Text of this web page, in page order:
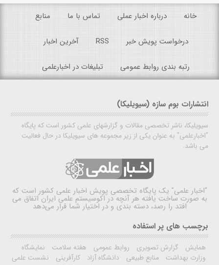
خانه درباره اخبار عملی تماس با ما منابع
درخواست پویش خبر RSS آخرین اخبار
رتبه بندی روابط عمومی تبلیغات در اخبارعلمی
انتشارات بوم سازه (سیویلیکا)
سیویلیکا، ناشر تخصصی مقالات و گزارشهای علمی کشور است که پایگاه
"اخبارعلمی" به عنوان یکی از زیر مجموعه های سیویلیکا در حال فعالیت
می باشد.
"اخبار علمی" یک پایگاه تخصصی پویش اخبار علمی کشور است که
به صورت ساخت یافته هر آنچه در اکوسیستم علمی ایران اتفاق می
افتد را رصد، دسته بندی و در اختیار شما قرار می‌دهد
برچسب های پر استفاده
همایش گزارش تصویری روابط عمومی هفته سلامت
نمایشگاه
وزارت بهداشت
منابع طبیعی دانشگاه آزاد کارآفرینی
نشست علمی